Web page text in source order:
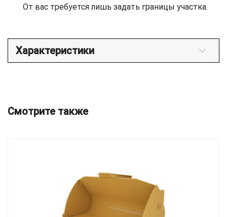
От вас требуется лишь задать границы участка.
Характеристики
Смотрите также